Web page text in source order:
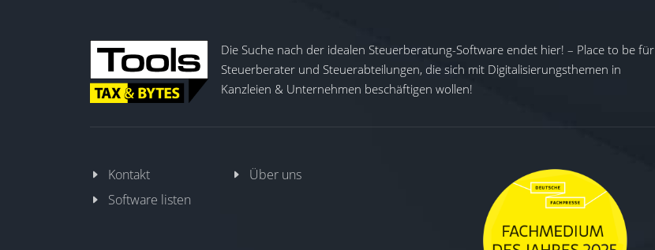
Die Suche nach der idealen Steuerberatung-Software endet hier! – Place to be für
Steuerberater und Steuerabteilungen, die sich mit Digitalisierungsthemen in
Kanzleien & Unternehmen beschäftigen wollen!
Kontakt
Über uns
Software listen